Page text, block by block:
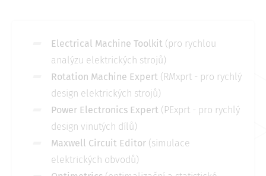
Electrical Machine Toolkit (pro rychlou
analýzu elektrických strojů)
Rotation Machine Expert (RMxprt - pro rychlý
design elektrických strojů)
Power Electronics Expert (PExprt - pro rychlý
design vinutých dílů)
Maxwell Circuit Editor (simulace
elektrických obvodů)